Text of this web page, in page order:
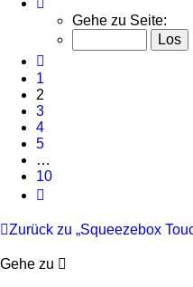
10
Gehe zu Seite:
1
2
3
4
5
…
10
Zurück zu „Squeezebox
Gehe zu